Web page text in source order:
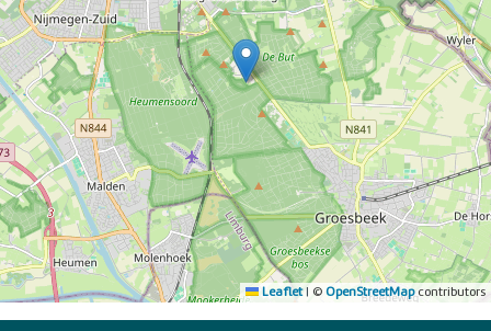
Leaflet © OpenStreetMapcontributors